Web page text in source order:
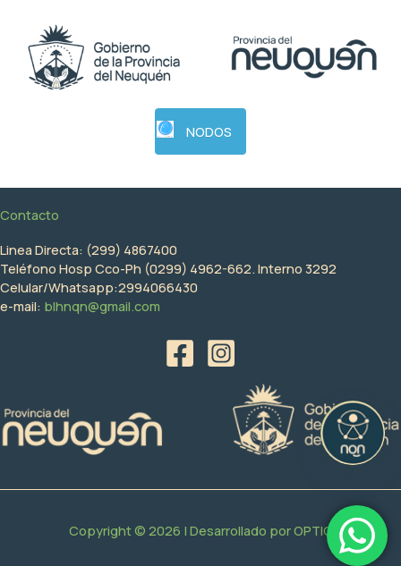
NODOS
Contacto
Linea Directa: (299) 4867400
Teléfono Hosp Cco-Ph (0299) 4962-662. Interno 3292
Celular/Whatsapp:2994066430
e-mail: blhnqn@gmail.com
Copyright © 2026 | Desarrollado porOPTIC